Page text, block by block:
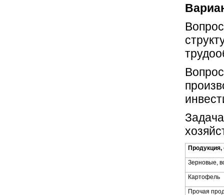
Продукция,
Зерновые,
Картофель
Прочая